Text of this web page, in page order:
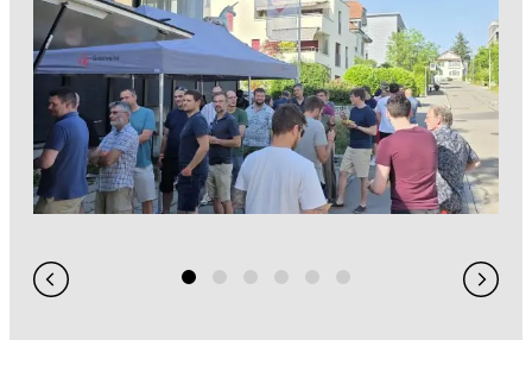
prüfen und kontrollieren
Baurecht
Baupolizei
Feuerpolizei
Liegenschaftsentwässerung